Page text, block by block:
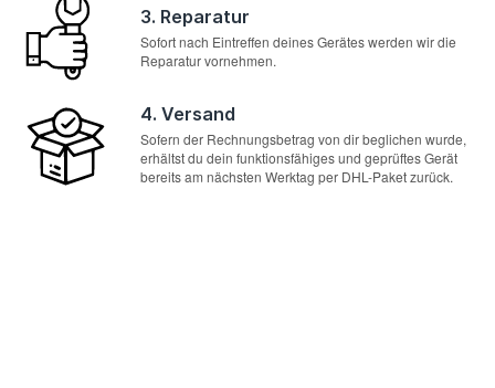
3. Reparatur
Sofort nach Eintreffen deines Gerätes werden wir die
Reparatur vornehmen.
4. Versand
Sofern der Rechnungsbetrag von dir beglichen wurde,
erhältst du dein funktionsfähiges und geprüftes Gerät
bereits am nächsten Werktag per DHL-Paket zurück.